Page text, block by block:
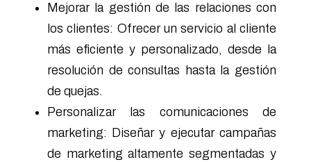
Mejorar la gestión de las relaciones con
los clientes: Ofrecer un servicio al cliente
más eficiente y personalizado, desde la
resolución de consultas hasta la gestión
de quejas.
Personalizar las comunicaciones de
marketing: Diseñar y ejecutar campañas
de marketing altamente segmentadas y